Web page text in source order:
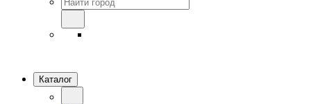
Каталог